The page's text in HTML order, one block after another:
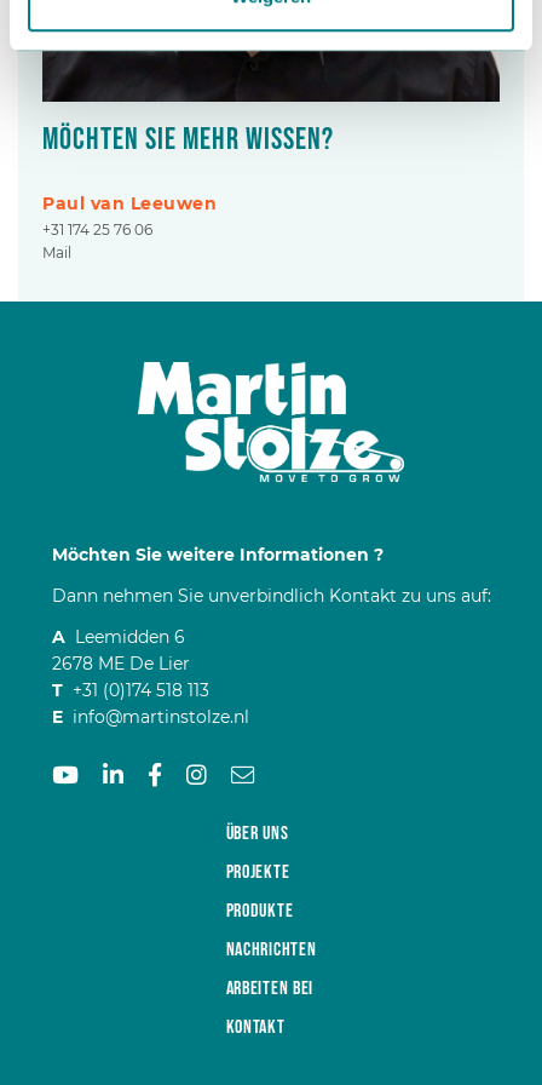
Möchten Sie mehr wissen?
Paul van Leeuwen
+31 174 25 76 06
Mail
Möchten Sie weitere Informationen ?
Dann nehmen Sie unverbindlich Kontakt zu uns auf:
ALeemidden 6
2678 ME De Lier
T+31 (0)174 518 113
Einfo@martinstolze.nl
Über uns
Projekte
Produkte
Nachrichten
Arbeiten bei
Kontakt